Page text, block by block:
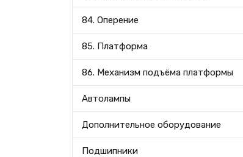
84. Оперение
85. Платформа
86. Механизм подъёма платформы
Автолампы
Дополнительное оборудование
Подшипники